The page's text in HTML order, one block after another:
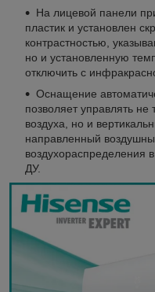
На лицевой панели
пластик и установлен
контрастностью,
но и установленную
отключить с
Оснащение
позволяет управлять не
воздуха, но и
направленный
ДУ.